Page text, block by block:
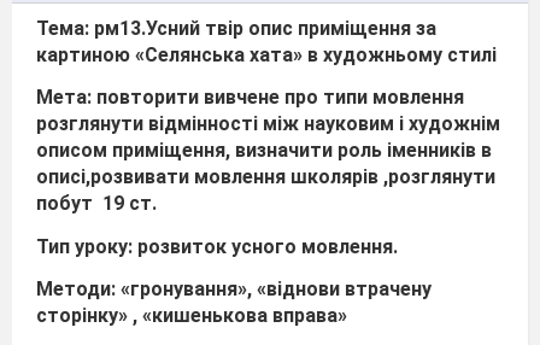
Тема: рм13.Усний твір опис приміщення за
картиною «Селянська хата» в художньому стилі
Мета: повторити вивчене про типи мовлення
розглянути відмінності між науковим і художнім
описом приміщення, визначити роль іменників в
описі,розвивати мовлення школярів ,розглянути
побут 19 ст.
Тип уроку: розвиток усного мовлення.
Методи: «гронування», «віднови втрачену
сторінку» , «кишенькова вправа»